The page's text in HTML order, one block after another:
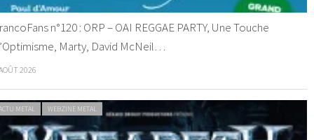
n°120 : ORP – OAI REGGAE PARTY, Une Touche
Marty, David McNeil…
2026
METAL WEBZINE METAL